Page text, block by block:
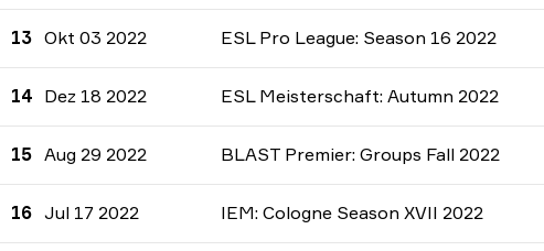
13 Okt 03 2022 ESL Pro League: Season 16 2022
14 Dez 18 2022 ESL Meisterschaft: Autumn 2022
15 Aug 29 2022 BLAST Premier: Groups Fall 2022
16 Jul 17 2022 IEM: Cologne Season XVII 2022